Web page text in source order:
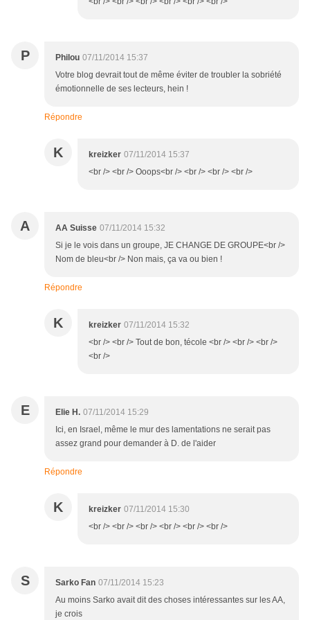
P Philou 07/11/2014 15:37
Votre blog devrait tout de même éviter de troubler la sobriété
émotionnelle de ses lecteurs, hein !
Répondre
K kreizker 07/11/2014 15:37
<br /> <br /> Ooops<br /> <br /> <br /> <br />
A AA Suisse 07/11/2014 15:32
Si je le vois dans un groupe, JE CHANGE DE GROUPE<br />
Nom de bleu<br /> Non mais, ça va ou bien !
Répondre
K kreizker 07/11/2014 15:32
<br /> <br /> Tout de bon, técole <br /> <br /> <br />
<br />
E Elie H. 07/11/2014 15:29
Ici, en Israel, même le mur des lamentations ne serait pas
assez grand pour demander à D. de l'aider
Répondre
K kreizker 07/11/2014 15:30
<br /> <br /> <br /> <br /> <br /> <br />
S Sarko Fan 07/11/2014 15:23
Au moins Sarko avait dit des choses intéressantes sur les AA,
je crois